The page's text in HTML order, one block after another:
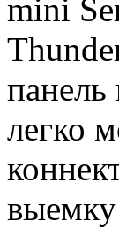
mini
панель
легко